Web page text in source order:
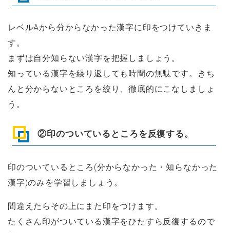
レベルAから分からなかった漢字に印をつけていきま
す。
まずは自分知らない漢字を把握しましょう。
知っている漢字を繰り返しても時間の無駄です。きち
んと分からないところを絞り、徹底的にこなしましょ
う。
②印のついているところを反復する。
印のついているところ(分からなかった・知らなかった
漢字)のみを学習しましょう。
間違えたらその上にまた印をつけます。
たくさん印がついている漢字をひたすら反復するので